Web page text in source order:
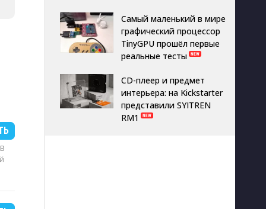
Самый маленький в мире
графический процессор
TinyGPU прошёл первые
реальные тесты
CD-плеер и предмет
интерьера: на Kickstarter
представили SYITREN
RM1